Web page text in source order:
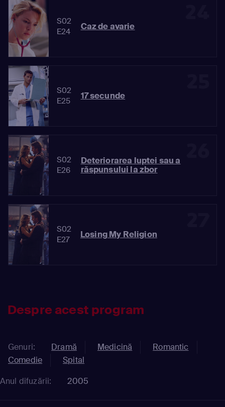
S02
E24
Caz de avarie
S02
E25
17 secunde
S02
E26
Deteriorarea luptei sau a
răspunsului la zbor
S02
E27
Losing My Religion
Despre acest program
Genuri: Dramă Medicină
Romantic
Comedie
Spital
Anul difuzării:
2005